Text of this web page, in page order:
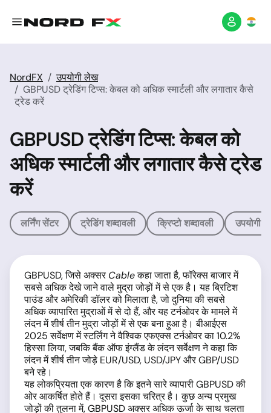
NordFX
उपयोगी लेख
GBPUSD ट्रेडिंग टिप्स: केबल को अधिक स्मार्टली और लगातार कैसे
ट्रेड करें
GBPUSD ट्रेडिंग टिप्स: केबल को
अधिक स्मार्टली और लगातार कैसे ट्रेड
करें
लर्निंग सेंटर ट्रेडिंग शब्दावली क्रिप्टो शब्दावली उपयोगी
GBPUSD, जिसे अक्सरCableकहा जाता है, फॉरेक्स बाजार में
सबसे अधिक देखे जाने वाले मुद्रा जोड़ों में से एक है। यह ब्रिटिश
पाउंड और अमेरिकी डॉलर को मिलाता है, जो दुनिया की सबसे
अधिक व्यापारित मुद्राओं में से दो हैं, और यह टर्नओवर के मामले में
लंदन में शीर्ष तीन मुद्रा जोड़ों में से एक बना हुआ है। बीआईएस
2025 सर्वेक्षण में स्टर्लिंग ने वैश्विक एफएक्स टर्नओवर का 10.2%
हिस्सा लिया, जबकि बैंक ऑफ इंग्लैंड के लंदन सर्वेक्षण ने कहा कि
लंदन में शीर्ष तीन जोड़े EUR/USD, USD/JPY और GBP/USD
बने रहे।
यह लोकप्रियता एक कारण है कि इतने सारे व्यापारी GBPUSD की
ओर आकर्षित होते हैं। दूसरा इसका चरित्र है। कुछ अन्य प्रमुख
जोड़ों की तुलना में, GBPUSD अक्सर अधिक ऊर्जा के साथ चलता